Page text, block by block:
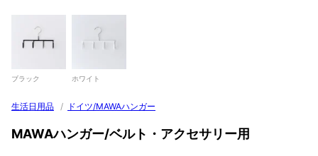
ブラック ホワイト
生活日用品 / ドイツ/MAWAハンガー
MAWAハンガー/ベルト・アクセサリー用